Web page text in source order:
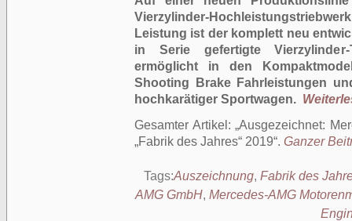
Vierzylinder-
Leistung ist der komplett neu
in Serie gefertigte
ermöglicht in den
Shooting Brake Fahrleistungen
hochkarätiger Sportwagen.
Gesamter Artikel: Ausgezeichnet:
„Fabrik des Jahres“ 2019 . Ganzer
Tags:Auszeichnung, Fabrik des
AMG GmbH, Mercedes-AMG